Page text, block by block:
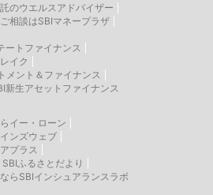
のウエルスアドバイザー
相談はSBIマネープラザ
ートファイナンス
イク
メント＆ファイナンス
新生アセットファイナンス
イー・ローン
ンズウェブ
プラス
ふるさとだより
らSBIインシュアランスラボ